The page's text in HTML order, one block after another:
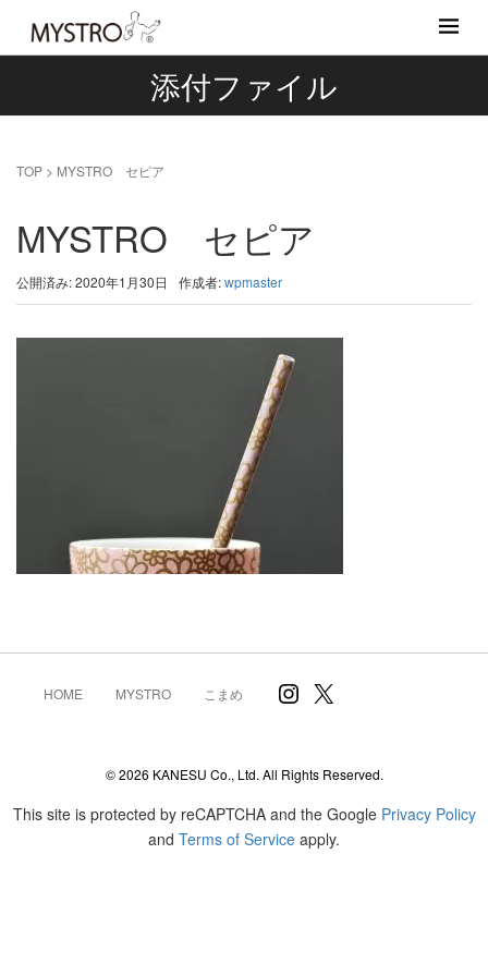
添付ファイル
TOP > MYSTRO セピア
MYSTRO セピア
公開済み: 2020年1月30日 作成者:wpmaster
HOME MYSTRO こまめ Instagram
X
© 2026 KANESU Co., Ltd. All Rights Reserved.
This site is protected by reCAPTCHA and the Google Privacy Policy
and Terms of Service apply.